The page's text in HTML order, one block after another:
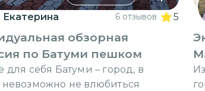
Екатерина 6 отзывов 5
обзорная
по Батуми пешком
для себя Батуми – город, в
не влюбиться